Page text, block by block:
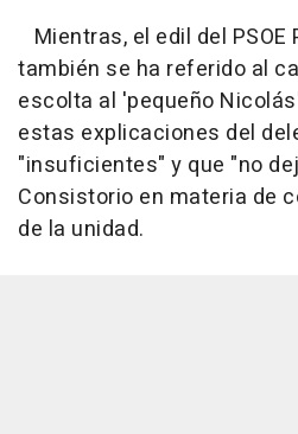
Mientras, el edil del PSOE
también se ha referido al
escolta al 'pequeño
estas explicaciones del
"insuficientes" y que "no
Consistorio en materia de
de la unidad.